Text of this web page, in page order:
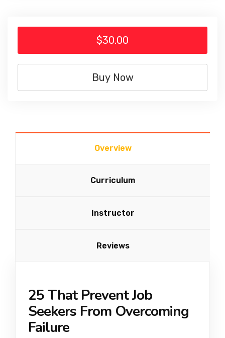
Overview
Curriculum
Instructor
Reviews
25 That Prevent Job
Seekers From Overcoming
Failure
$30.00
Buy Now